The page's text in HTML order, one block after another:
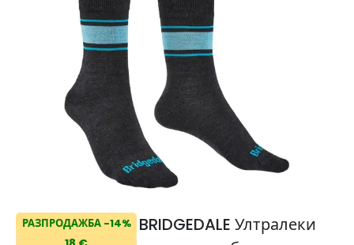
РАЗПРОДАЖБА -14%
BRIDGEDALE Ултралеки